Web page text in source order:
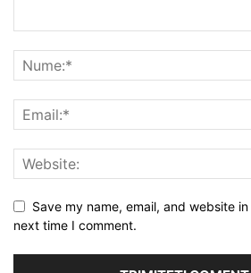
Save my name, email, and website
next time I comment.